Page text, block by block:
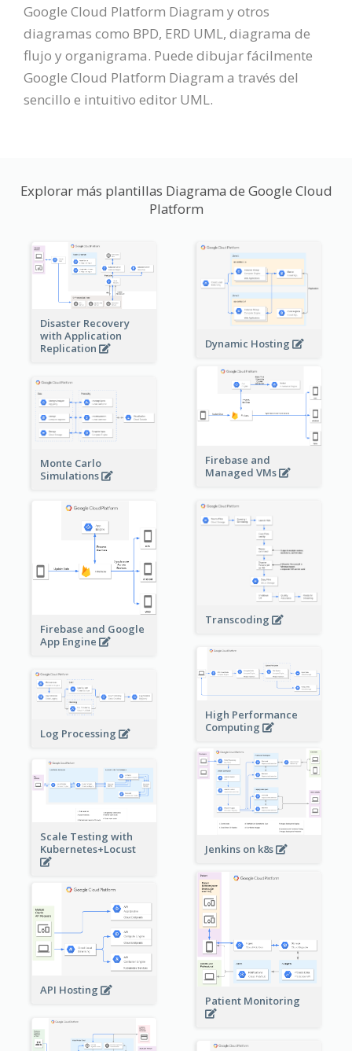
Google Cloud Platform Diagram y otros
diagramas como BPD, ERD UML, diagrama de
flujo y organigrama. Puede dibujar fácilmente
Google Cloud Platform Diagram a través del
sencillo e intuitivo editor UML.
Explorar más plantillas Diagrama de Google Cloud
Platform
Disaster Recovery
with Application
Replication
Dynamic Hosting
Firebase and
Managed VMs
Monte Carlo
Simulations
Firebase and Google
App Engine
Transcoding
High Performance
Computing
Log Processing
Jenkins on k8s
Scale Testing with
Kubernetes+Locust
Patient Monitoring
API Hosting